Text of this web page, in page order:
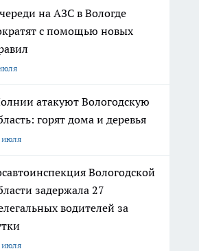
на АЗС в Вологде
с помощью новых
атакуют Вологодскую
горят дома и деревья
июля
Вологодской
задержала 27
водителей за
июля